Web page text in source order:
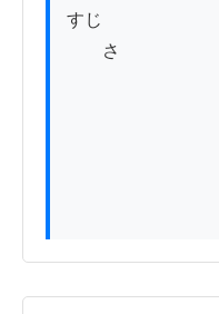
すじ
さ